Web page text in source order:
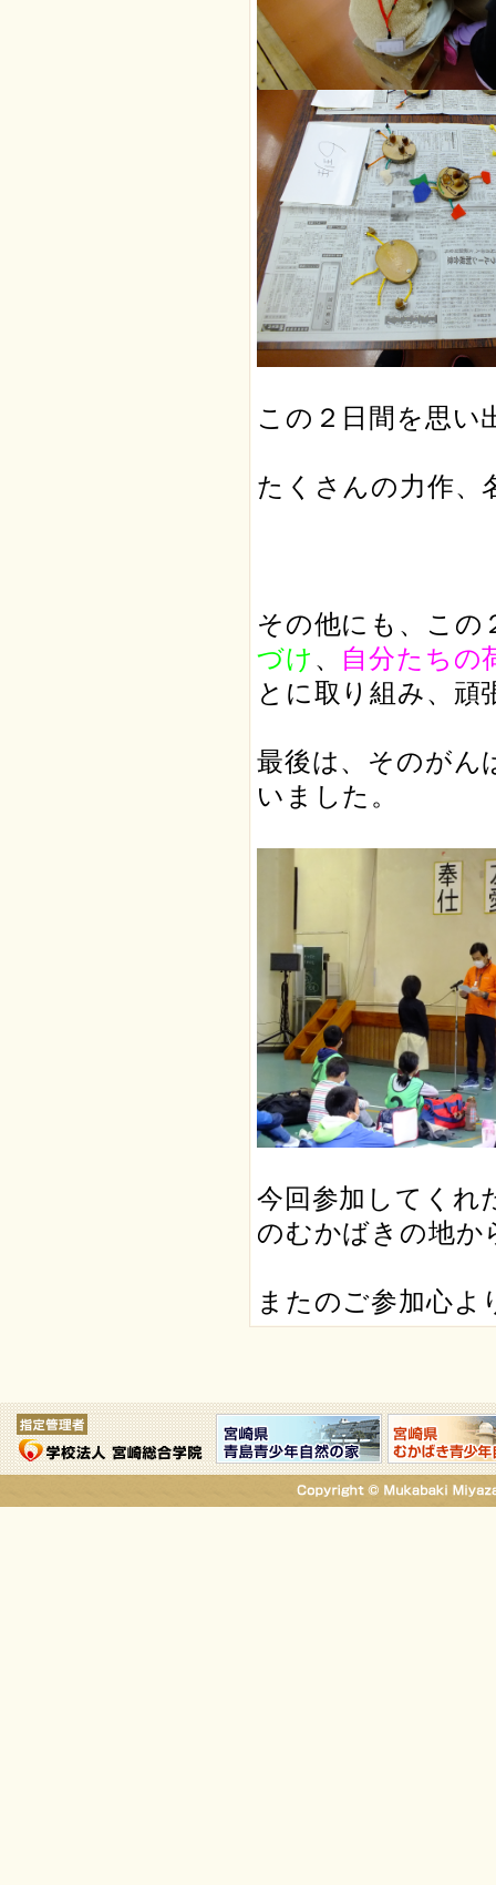
この２日間を思い
たくさんの力作、
その他にも、この
づけ 、 自分たちの
とに取り組み、頑
最後は、そのがん
いました。
今回参加してくれ
のむかばきの地か
またのご参加心よ